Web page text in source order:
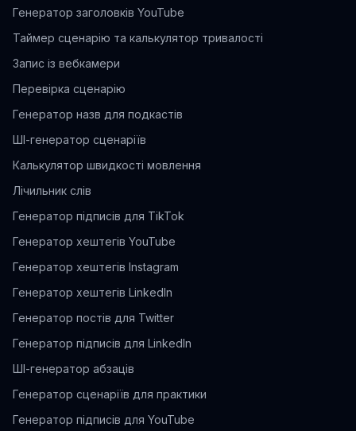
Генератор заголовків YouTube
Таймер сценарію та калькулятор тривалості
Запис із вебкамери
Перевірка сценарію
Генератор назв для подкастів
ШІ-генератор сценаріїв
Калькулятор швидкості мовлення
Лічильник слів
Генератор підписів для TikTok
Генератор хештегів YouTube
Генератор хештегів Instagram
Генератор хештегів LinkedIn
Генератор постів для Twitter
Генератор підписів для LinkedIn
ШІ-генератор абзаців
Генератор сценаріїв для практики
Генератор підписів для YouTube